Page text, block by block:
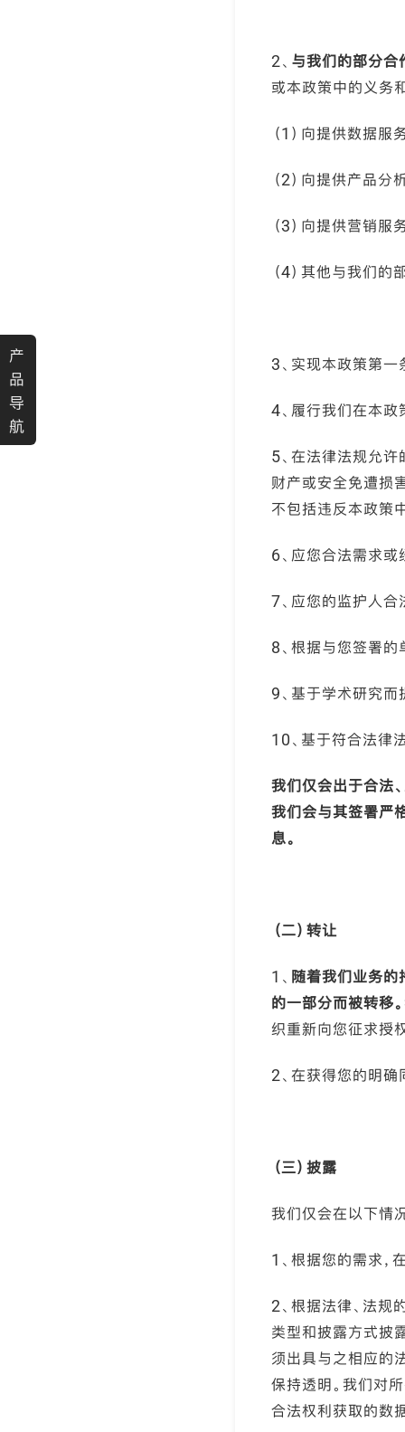
2、 与我们的部分合
或本政策中的义务
（1）向提供数据
（2）向提供产品
（3）向提供营销服
（4）其他与我们的
3、实现本政策第
4、履行我们在本
5、在法律法规允许
财产或安全免遭损
不包括违反本政策
6、应您合法需求或
7、应您的监护人合
8、根据与您签署
9、基于学术研究而
10、基于符合法律
我们仅会出于合法
我们会与其签署严
息。
（二）转让
1、 随着我们业务的
的一部分而被转移。
织重新向您征求授
2、在获得您的明确
（三）披露
我们仅会在以下情
1、根据您的需求，
2、根据法律、法规
类型和披露方式披
须出具与之相应的
保持透明。我们对
合法权利获取的数
产
品
导
航